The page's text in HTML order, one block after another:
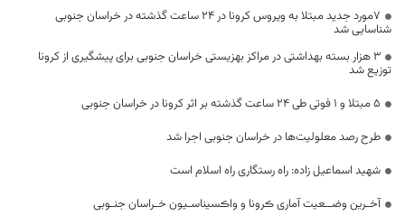
۷مورد جدید مبتلا به ویروس کرونا در 24 ساعت گذشته در خراسان جنوبی
شناسایی شد
۳ هزار بسته بهداشتی در مراکز بهزیستی خراسان جنوبی برای پیشگیری از کرونا
توزیع شد
۵ مبتلا و ۱ فوتی طی ۲۴ ساعت گذشته بر اثر کرونا در خراسان جنوبی
طرح رصد معلولیت‌ها در خراسان جنوبی اجرا شد
شهید اسماعیل زاده: راه رستگاری راه اسلام است
آخـرین وضــعیت آماری ڪرونا و واڪسیناسـیون خـراسان جنـوبی